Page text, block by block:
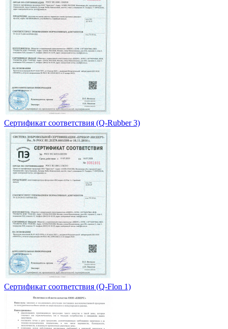
Сертификат соответствия (Q-Rubber 3)
Сертификат соответствия (Q-Flon 1)